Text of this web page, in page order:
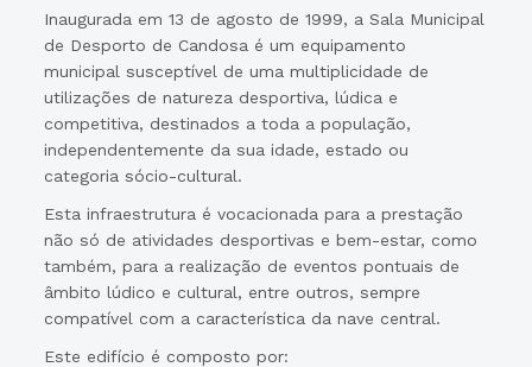
Inaugurada em 13 de agosto de 1999, a Sala Municipal
de Desporto de Candosa é um equipamento
municipal susceptível de uma multiplicidade de
utilizações de natureza desportiva, lúdica e
competitiva, destinados a toda a população,
independentemente da sua idade, estado ou
categoria sócio-cultural.
Esta infraestrutura é vocacionada para a prestação
não só de atividades desportivas e bem-estar, como
também, para a realização de eventos pontuais de
âmbito lúdico e cultural, entre outros, sempre
compatível com a característica da nave central.
Este edifício é composto por: